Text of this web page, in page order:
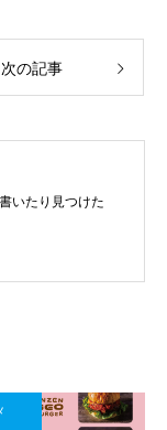
次の記事
いたり見つけた